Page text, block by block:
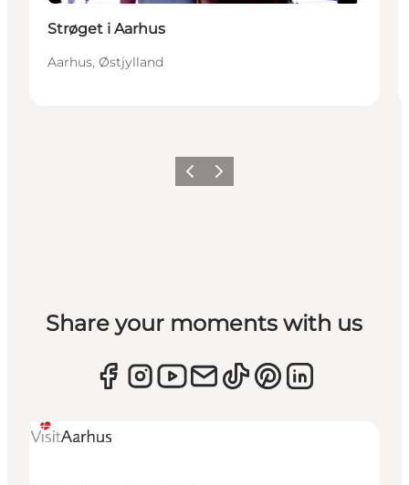
Strøget i Aarhus
Aarhus, Østjylland
ForrigeNæste
Share your moments with us